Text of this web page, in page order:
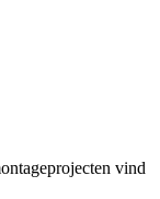
vind